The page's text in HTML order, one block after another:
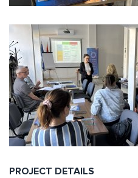
PROJECT DETAILS